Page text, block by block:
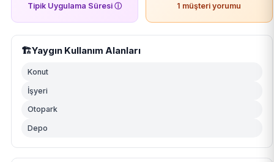
Tipik Uygulama Süresi ⓘ 1 müşteri yorumu
🏗️Yaygın Kullanım Alanları
Konut
İşyeri
Otopark
Depo